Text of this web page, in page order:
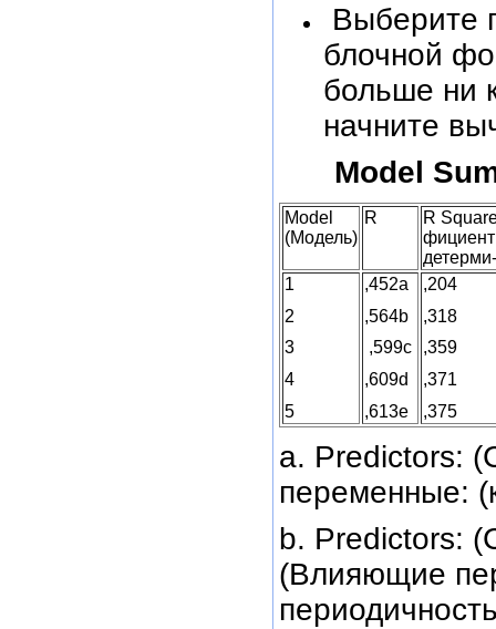
Выберите
блочной
больше ни
начните
Model
Model
(Модель)
R
R
фициент
1
2
3
4
5
,452а
,564b
,599с
,609d
,613е
,204
,318
,359
,371
,375
a. Predictors:
переменные:
b. Predictors:
(Влияющие